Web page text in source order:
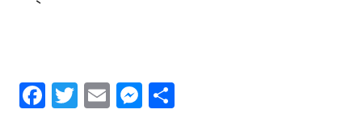
Facebook
Twitter
EmailMessenger